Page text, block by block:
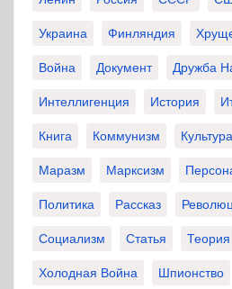
Украина Финляндия
Война Документ Дружба
Интеллигенция История
Книга Коммунизм Культура
Маразм Марксизм
Политика Рассказ
Социализм Статья Теория
Холодная Война Шпионство